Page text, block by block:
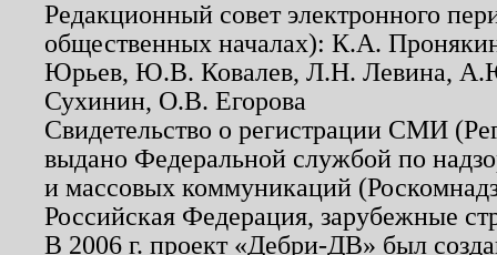
Редакционный совет электронного
общественных началах): К.А.
Юрьев, Ю.В. Ковалев, Л.Н. Левина,
Сухинин, О.В. Егорова
Свидетельство о регистрации СМИ
выдано Федеральной службой по
и массовых коммуникаций
Российская Федерация, зарубежные
В 2006 г. проект «Дебри-ДВ» был